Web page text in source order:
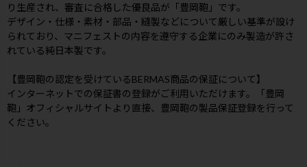
り生産され、審査に合格した優良品が「豊岡鞄」です。
デザイン・仕様・素材・部品・縫製などについて厳しい基準が設け
られており、マニフェストの内容を遵守する企業にのみ製造が許さ
れている純日本製です。
【豊岡鞄の認定を受けているBERMAS商品の保証について】
インターネットでの保証書の登録がご利用いただけます。「豊岡
鞄」オフィシャルサイトより直接、豊岡鞄の製品保証登録を行って
ください。